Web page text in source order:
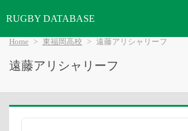
RUGBY DATABASE
Home 東福岡高校 遠藤アリシャリーフ
遠藤アリシャリーフ